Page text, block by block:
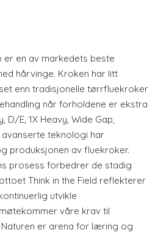
er en av markedets beste
hårvinge. Kroken har litt
enn tradisjonelle tørrfluekroker
når forholdene er ekstra
E, 1X Heavy, Wide Gap,
teknologi har
produksjonen av fluekroker.
prosess forbedrer de stadig
Think in the Field reflekterer
utvikle
våre krav til
er arena for læring og